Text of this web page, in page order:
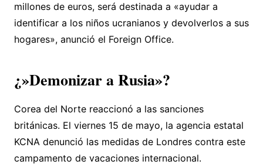
millones de euros, será destinada a «ayudar a
identificar a los niños ucranianos y devolverlos a sus
hogares», anunció el Foreign Office.
¿»Demonizar a Rusia»?
Corea del Norte reaccionó a las sanciones
británicas. El viernes 15 de mayo, la agencia estatal
KCNA denunció las medidas de Londres contra este
campamento de vacaciones internacional.